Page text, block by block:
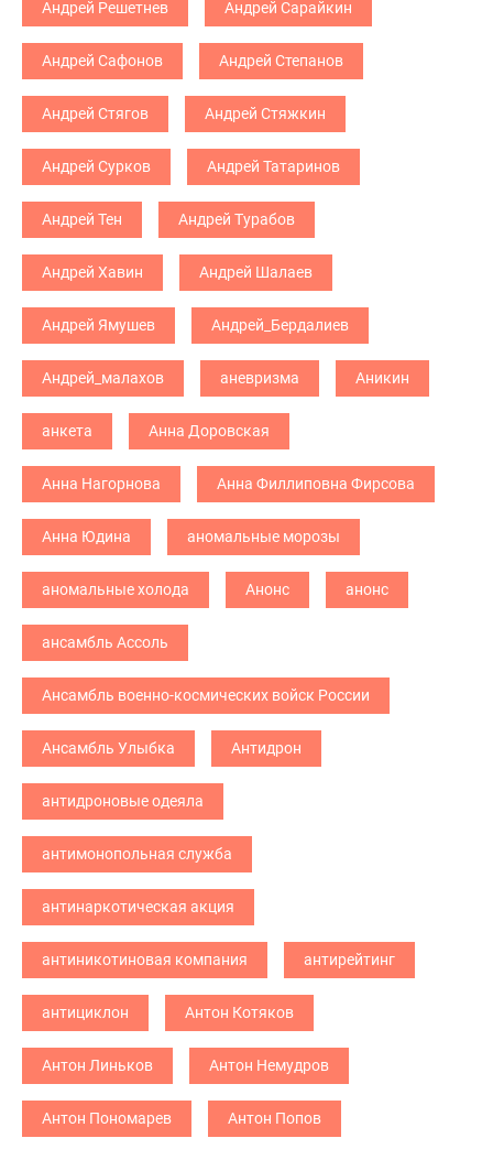
Андрей Решетнев Андрей Сарайкин
Андрей Сафонов Андрей Степанов
Андрей Стягов Андрей Стяжкин
Андрей Сурков Андрей Татаринов
Андрей Тен Андрей Турабов
Андрей Хавин Андрей Шалаев
Андрей Ямушев Андрей_Бердалиев
Андрей_малахов аневризма Аникин
анкета Анна Доровская
Анна Нагорнова Анна Филлиповна Фирсова
Анна Юдина аномальные морозы
аномальные холода Анонс анонс
ансамбль Ассоль
Ансамбль военно-космических войск России
Ансамбль Улыбка Антидрон
антидроновые одеяла
антимонопольная служба
антинаркотическая акция
антиникотиновая компания антирейтинг
антициклон Антон Котяков
Антон Линьков Антон Немудров
Антон Пономарев Антон Попов